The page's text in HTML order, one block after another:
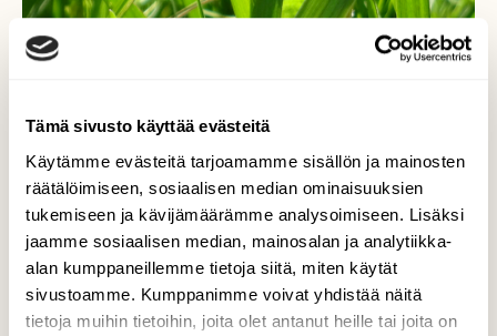
Tämä sivusto käyttää evästeitä
Käytämme evästeitä tarjoamamme sisällön ja mainosten
räätälöimiseen, sosiaalisen median ominaisuuksien
tukemiseen ja kävijämäärämme analysoimiseen. Lisäksi
jaamme sosiaalisen median, mainosalan ja analytiikka-
alan kumppaneillemme tietoja siitä, miten käytät
sivustoamme. Kumppanimme voivat yhdistää näitä
tietoja muihin tietoihin, joita olet antanut heille tai joita on
Ruutumittari
Olipa mukava nähdä tätäkin lajia, kyllä
maamme luonnosta löytyy kivan näköisiä
tyyppejä.